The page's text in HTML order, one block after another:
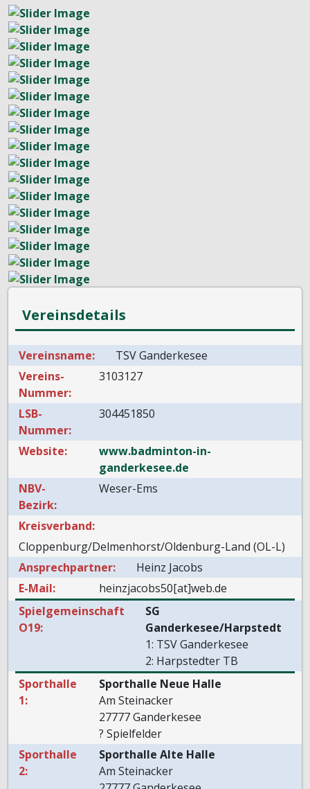
Vereinsdetails
Vereinsname:
TSV Ganderkesee
Vereins-
Nummer:
3103127
LSB-
Nummer:
304451850
Website:
www.badminton-in-
ganderkesee.de
NBV-
Bezirk:
Weser-Ems
Kreisverband:
Cloppenburg/Delmenhorst/Oldenburg-Land (OL-L)
Ansprechpartner:
Heinz Jacobs
E-Mail:
heinzjacobs50[at]web.de
Spielgemeinschaft
O19:
SG
Ganderkesee/Harpstedt
1: TSV Ganderkesee
2: Harpstedter TB
Sporthalle
1:
Sporthalle Neue Halle
Am Steinacker
27777 Ganderkesee
? Spielfelder
Sporthalle
2:
Sporthalle Alte Halle
Am Steinacker